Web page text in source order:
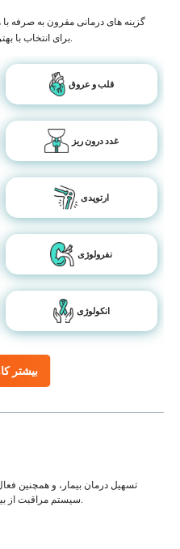
بیشتر
گزینه های درمانی مقرون به
برای انتخاب با بهترین کیفیت مراقبت های بهداشتی در کشور.
قلب و عروق
غدد درون ریز
ارتوپدی
نفرولوژی
انکولوژی
تسهیل درمان بیمار، و همچنین
سیستم مراقبت از بیمار و شفافیت در هر مرحله از سفر درمان.